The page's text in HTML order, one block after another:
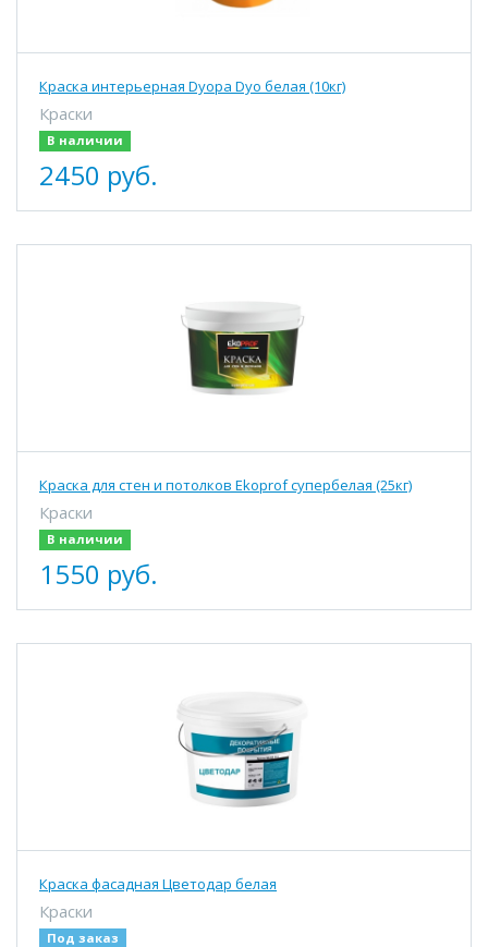
Краска интерьерная Dyopa Dyo белая (10кг)
Краски
В наличии
2450 руб.
Краска для стен и потолков Ekoprof супербелая (25кг)
Краски
В наличии
1550 руб.
Краска фасадная Цветодар белая
Краски
Под заказ